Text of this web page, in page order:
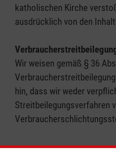
katholischen Kirche
ausdrücklich von den
Wir weisen gemäß § 36
hin, dass wir weder
Streitbeilegungsverfahren